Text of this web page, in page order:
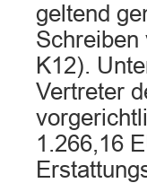
geltend
Schreiben
K12).
Vertreter
1.266,16